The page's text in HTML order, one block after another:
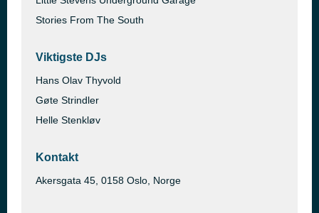
Stories From The South
Viktigste DJs
Hans Olav Thyvold
Gøte Strindler
Helle Stenkløv
Kontakt
Akersgata 45, 0158 Oslo, Norge